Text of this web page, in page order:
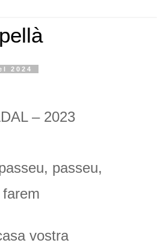
2024
– 2023
passeu,
vostra